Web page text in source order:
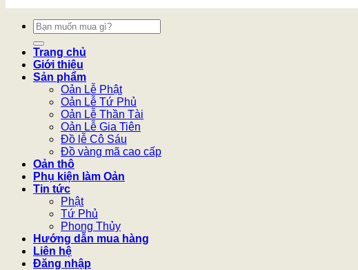
Tìm
kiếm:
Trang chủ
Giới thiệu
Sản phẩm
Oản Lễ Phật
Oản Lễ Tứ Phủ
Oản Lễ Thần Tài
Oản Lễ Gia Tiên
Đồ lễ Cô Sáu
Đồ vàng mã cao cấp
Oản thô
Phụ kiện làm Oản
Tin tức
Phật
Tứ Phủ
Phong Thủy
Hướng dẫn mua hàng
Liên hệ
Đăng nhập